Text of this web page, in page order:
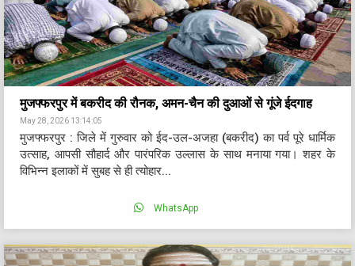
मुजफ्फरपुर में बकरीद की रौनक, अमन-चैन की दुआओं से गूंजे ईदगाह
May 28, 2026 13:14:05
मुजफ्फरपुर : जिले में गुरुवार को ईद-उल-अजहा (बकरीद) का पर्व पूरे धार्मिक
उत्साह, आपसी सौहार्द और पारंपरिक उल्लास के साथ मनाया गया। शहर के
विभिन्न इलाकों में सुबह से ही त्योहार...
WhatsApp